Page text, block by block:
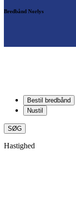
Bredbånd Norlys
Bestil bredbånd
Nustil
SØG
Hastighed